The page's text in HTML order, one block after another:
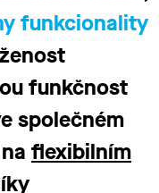
funkcionality
funkčnost
společném
flexibilním